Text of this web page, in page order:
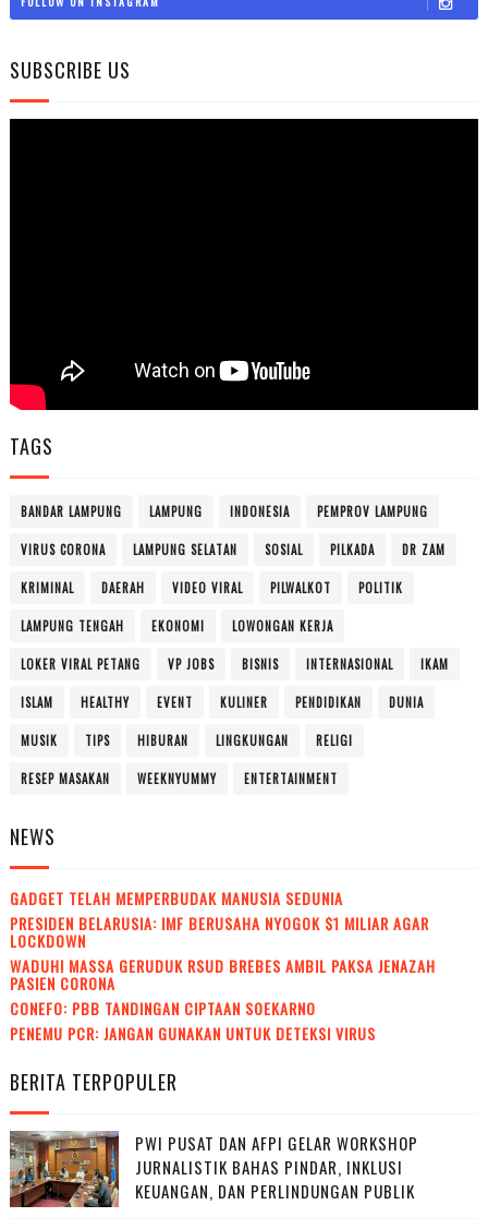
SUBSCRIBE US
TAGS
BANDAR LAMPUNG LAMPUNG INDONESIA PEMPROV LAMPUNG
VIRUS CORONA LAMPUNG SELATAN SOSIAL PILKADA DR ZAM
KRIMINAL DAERAH VIDEO VIRAL PILWALKOT POLITIK
LAMPUNG TENGAH EKONOMI LOWONGAN KERJA
LOKER VIRAL PETANG VP JOBS BISNIS INTERNASIONAL IKAM
ISLAM HEALTHY EVENT KULINER PENDIDIKAN DUNIA
MUSIK TIPS HIBURAN LINGKUNGAN RELIGI
RESEP MASAKAN WEEKNYUMMY ENTERTAINMENT
NEWS
GADGET TELAH MEMPERBUDAK MANUSIA SEDUNIA
PRESIDEN BELARUSIA: IMF BERUSAHA NYOGOK $1 MILIAR AGAR
LOCKDOWN
WADUH! MASSA GERUDUK RSUD BREBES AMBIL PAKSA JENAZAH
PASIEN CORONA
CONEFO: PBB TANDINGAN CIPTAAN SOEKARNO
PENEMU PCR: JANGAN GUNAKAN UNTUK DETEKSI VIRUS
BERITA TERPOPULER
PWI PUSAT DAN AFPI GELAR WORKSHOP
JURNALISTIK BAHAS PINDAR, INKLUSI
KEUANGAN, DAN PERLINDUNGAN PUBLIK